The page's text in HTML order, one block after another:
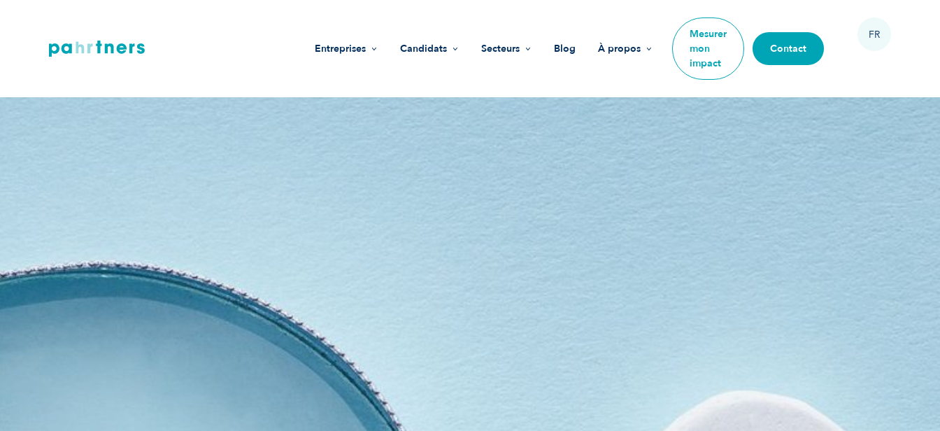
Entreprises Candidats Secteurs
Impact sociétal
Blog À propos
Valeurs
Nous rejoindre
Notre impact
Mesurer
mon
impact
Contact
FR